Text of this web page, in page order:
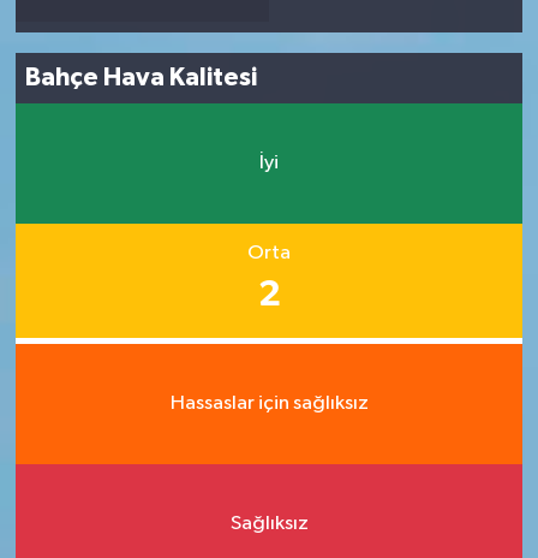
Bahçe Hava Kalitesi
İyi
Orta
2
Hassaslar için sağlıksız
Sağlıksız